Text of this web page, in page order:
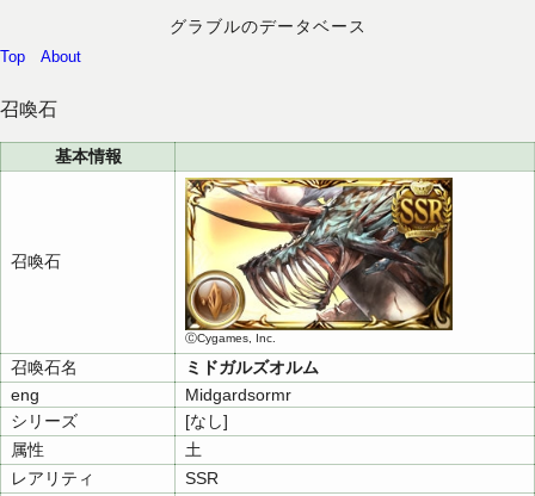
グラブルのデータベース
Top About
召喚石
基本情報
召喚石
ⒸCygames, Inc.
召喚石名
ミドガルズオルム
eng
Midgardsormr
シリーズ
[なし]
属性
土
レアリティ
SSR